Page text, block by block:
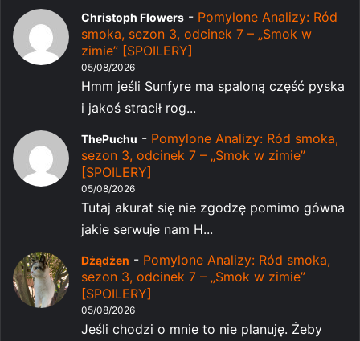
Christoph Flowers - Pomylone Analizy: Ród
smoka, sezon 3, odcinek 7 – „Smok w
zimie” [SPOILERY]
05/08/2026
Hmm jeśli Sunfyre ma spaloną część pyska
i jakoś stracił rog...
ThePuchu - Pomylone Analizy: Ród smoka,
sezon 3, odcinek 7 – „Smok w zimie”
[SPOILERY]
05/08/2026
Tutaj akurat się nie zgodzę pomimo gówna
jakie serwuje nam H...
Dżądżen - Pomylone Analizy: Ród smoka,
sezon 3, odcinek 7 – „Smok w zimie”
[SPOILERY]
05/08/2026
Jeśli chodzi o mnie to nie planuję. Żeby